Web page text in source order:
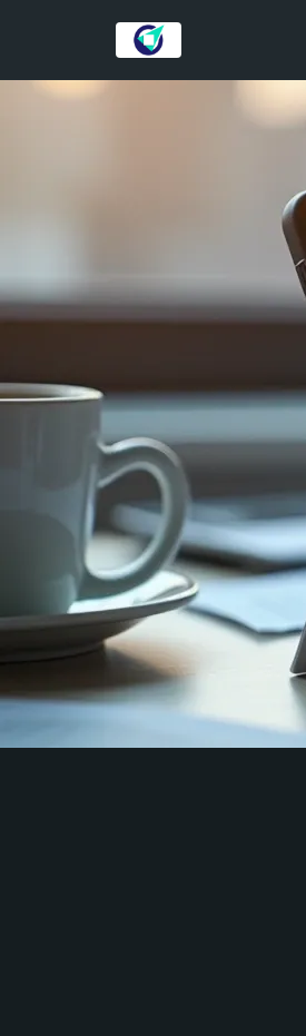
Code
sa facture
meilleures